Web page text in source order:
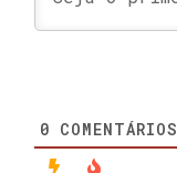
0 COMENTÁRIOS